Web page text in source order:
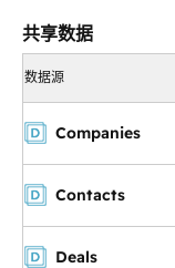
共享数据
数据源
Companies
Contacts
Deals